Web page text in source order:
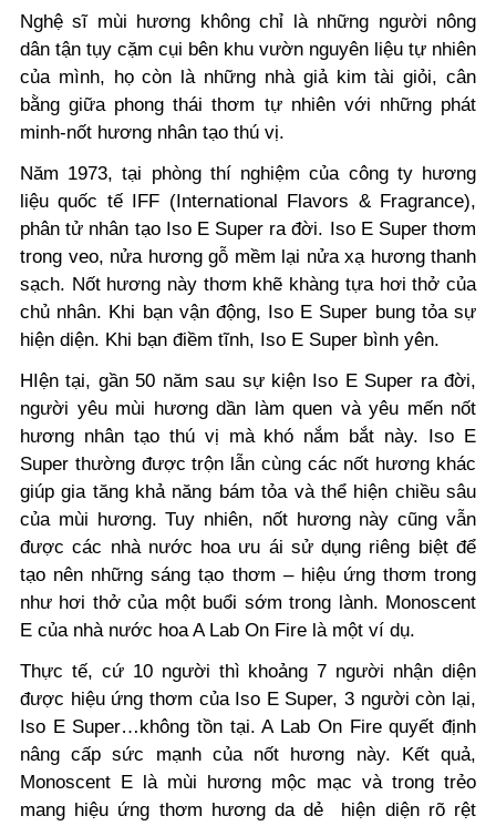
Nghệ sĩ mùi hương không chỉ là những người nông
dân tận tụy cặm cụi bên khu vườn nguyên liệu tự nhiên
của mình, họ còn là những nhà giả kim tài giỏi, cân
bằng giữa phong thái thơm tự nhiên với những phát
minh-nốt hương nhân tạo thú vị.
Năm 1973, tại phòng thí nghiệm của công ty hương
liệu quốc tế IFF (International Flavors & Fragrance),
phân tử nhân tạo Iso E Super ra đời. Iso E Super thơm
trong veo, nửa hương gỗ mềm lại nửa xạ hương thanh
sạch. Nốt hương này thơm khẽ khàng tựa hơi thở của
chủ nhân. Khi bạn vận động, Iso E Super bung tỏa sự
hiện diện. Khi bạn điềm tĩnh, Iso E Super bình yên.
HIện tại, gần 50 năm sau sự kiện Iso E Super ra đời,
người yêu mùi hương dần làm quen và yêu mến nốt
hương nhân tạo thú vị mà khó nắm bắt này. Iso E
Super thường được trộn lẫn cùng các nốt hương khác
giúp gia tăng khả năng bám tỏa và thể hiện chiều sâu
của mùi hương. Tuy nhiên, nốt hương này cũng vẫn
được các nhà nước hoa ưu ái sử dụng riêng biệt để
tạo nên những sáng tạo thơm – hiệu ứng thơm trong
như hơi thở của một buổi sớm trong lành. Monoscent
E của nhà nước hoa A Lab On Fire là một ví dụ.
Thực tế, cứ 10 người thì khoảng 7 người nhận diện
được hiệu ứng thơm của Iso E Super, 3 người còn lại,
Iso E Super…không tồn tại. A Lab On Fire quyết định
nâng cấp sức mạnh của nốt hương này. Kết quả,
Monoscent E là mùi hương mộc mạc và trong trẻo
mang hiệu ứng thơm hương da dẻ hiện diện rõ rệt